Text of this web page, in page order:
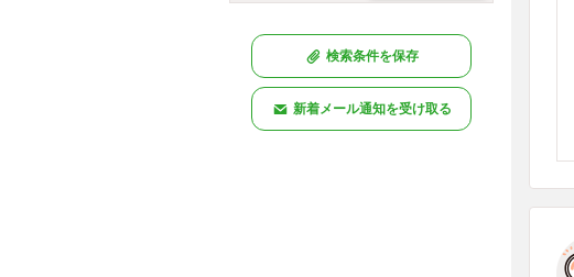
検索条件を保存
新着メール通知を受け取る